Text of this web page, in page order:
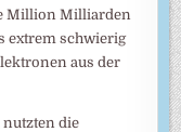
Million Milliarden
extrem schwierig
aus der
die